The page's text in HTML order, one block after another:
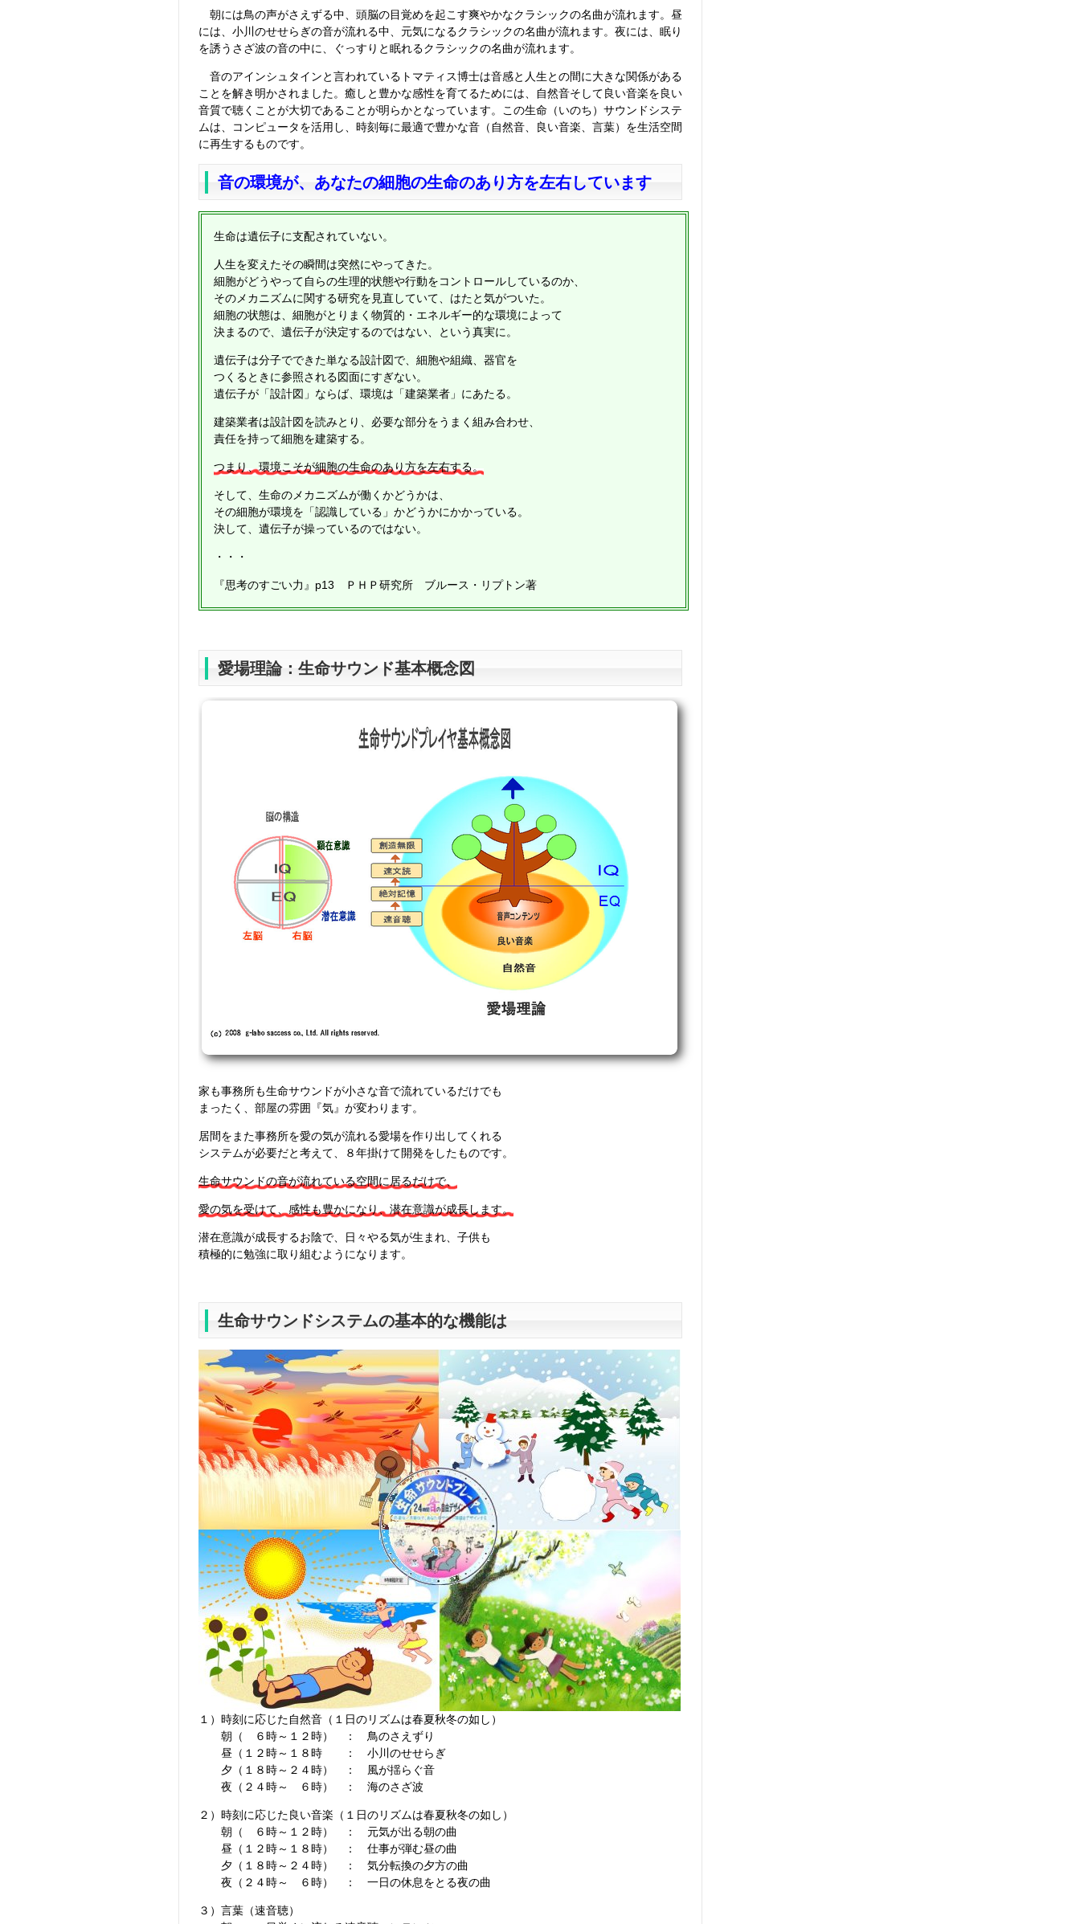
朝には鳥の声がさえずる中、頭脳の目覚めを起こす爽やかなクラシックの名曲が流れます。昼
には、小川のせせらぎの音が流れる中、元気になるクラシックの名曲が流れます。夜には、眠り
を誘うさざ波の音の中に、ぐっすりと眠れるクラシックの名曲が流れます。
音のアインシュタインと言われているトマティス博士は音感と人生との間に大きな関係がある
ことを解き明かされました。癒しと豊かな感性を育てるためには、自然音そして良い音楽を良い
音質で聴くことが大切であることが明らかとなっています。この生命（いのち）サウンドシステ
ムは、コンピュータを活用し、時刻毎に最適で豊かな音（自然音、良い音楽、言葉）を生活空間
に再生するものです。
音の環境が、あなたの細胞の生命のあり方を左右しています
生命は遺伝子に支配されていない。
人生を変えたその瞬間は突然にやってきた。
細胞がどうやって自らの生理的状態や行動をコントロールしているのか、
そのメカニズムに関する研究を見直していて、はたと気がついた。
細胞の状態は、細胞がとりまく物質的・エネルギー的な環境によって
決まるので、遺伝子が決定するのではない、という真実に。
遺伝子は分子でできた単なる設計図で、細胞や組織、器官を
つくるときに参照される図面にすぎない。
遺伝子が「設計図」ならば、環境は「建築業者」にあたる。
建築業者は設計図を読みとり、必要な部分をうまく組み合わせ、
責任を持って細胞を建築する。
つまり、環境こそが細胞の生命のあり方を左右する。
そして、生命のメカニズムが働くかどうかは、
その細胞が環境を「認識している」かどうかにかかっている。
決して、遺伝子が操っているのではない。
・・・
『思考のすごい力』p13 ＰＨＰ研究所 ブルース・リプトン著
愛場理論：生命サウンド基本概念図
家も事務所も生命サウンドが小さな音で流れているだけでも
まったく、部屋の雰囲『気』が変わります。
居間をまた事務所を愛の気が流れる愛場を作り出してくれる
システムが必要だと考えて、８年掛けて開発をしたものです。
生命サウンドの音が流れている空間に居るだけで、
愛の気を受けて、感性も豊かになり、潜在意識が成長します。
潜在意識が成長するお陰で、日々やる気が生まれ、子供も
積極的に勉強に取り組むようになります。
生命サウンドシステムの基本的な機能は
１）時刻に応じた自然音（１日のリズムは春夏秋冬の如し）
朝（ ６時～１２時） ： 鳥のさえずり
昼（１２時～１８時 ： 小川のせせらぎ
夕（１８時～２４時） ： 風が揺らぐ音
夜（２４時～ ６時） ： 海のさざ波
２）時刻に応じた良い音楽（１日のリズムは春夏秋冬の如し）
朝（ ６時～１２時） ： 元気が出る朝の曲
昼（１２時～１８時） ： 仕事が弾む昼の曲
夕（１８時～２４時） ： 気分転換の夕方の曲
夜（２４時～ ６時） ： 一日の休息をとる夜の曲
３）言葉（速音聴）